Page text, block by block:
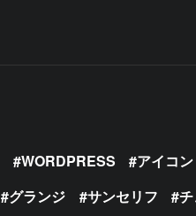
WORDPRESS アイコン
グランジ サンセリフ